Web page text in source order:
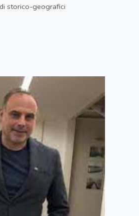
storico-geografici